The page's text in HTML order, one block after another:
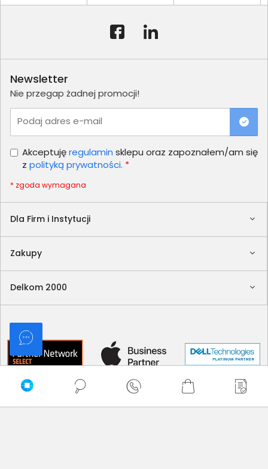
Dla Firm i Instytucji
Zakupy
Delkom 2000
Newsletter
Nie przegap żadnej promocji!
Podaj adres e-mail
Akceptujęregulamin sklepu oraz zapoznałem/am się
z polityką prywatności. *
* zgoda wymagana